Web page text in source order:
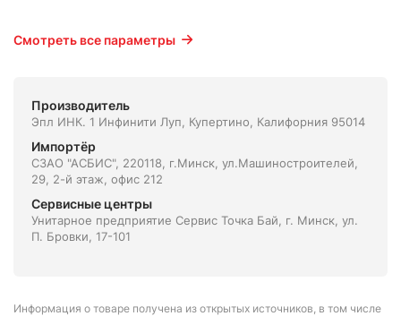
Смотреть все параметры
Производитель
Эпл ИНК. 1 Инфинити Луп, Купертино, Калифорния 95014
Импортёр
СЗАО "АСБИС", 220118, г.Минск, ул.Машиностроителей,
29, 2-й этаж, офис 212
Сервисные центры
Унитарное предприятие Сервис Точка Бай, г. Минск, ул.
П. Бровки, 17-101
Информация о товаре получена из открытых источников, в том числе